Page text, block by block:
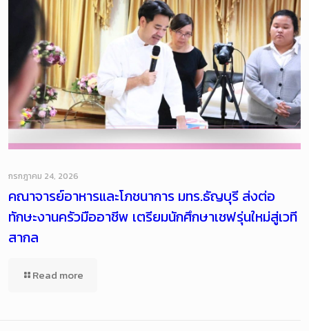
กรกฎาคม 24, 2026
คณาจารย์อาหารและโภชนาการ มทร.ธัญบุรี ส่งต่อ
ทักษะงานครัวมืออาชีพ เตรียมนักศึกษาเชฟรุ่นใหม่สู่เวที
สากล
Read more